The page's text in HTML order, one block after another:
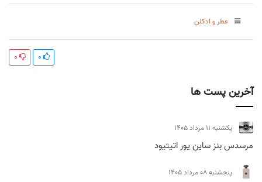
آخرین پست ها
يكشنبه 11 مرداد 1405
مرسدس بنز ساین یور اتیتیود
پنجشنبه 08 مرداد 1405
عطر و ادکلن